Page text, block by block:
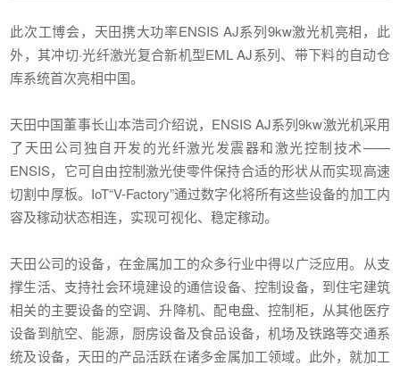
此次工博会，天田携大功率ENSIS AJ系列9kw激光机亮相，此
外，其冲切·光纤激光复合新机型EML AJ系列、带下料的自动仓
库系统首次亮相中国。
天田中国董事长山本浩司介绍说，ENSIS AJ系列9kw激光机采用
了天田公司独自开发的光纤激光发震器和激光控制技术——
ENSIS，它可自由控制激光使零件保持合适的形状从而实现高速
切割中厚板。IoT“V-Factory”通过数字化将所有这些设备的加工内
容及稼动状态相连，实现可视化、稳定稼动。
天田公司的设备，在金属加工的众多行业中得以广泛应用。从支
撑生活、支持社会环境建设的通信设备、控制设备，到住宅建筑
相关的主要设备的空调、升降机、配电盘、控制柜，从其他医疗
设备到航空、能源，厨房设备及食品设备，机场及铁路等交通系
统及设备，天田的产品活跃在诸多金属加工领域。此外，就加工